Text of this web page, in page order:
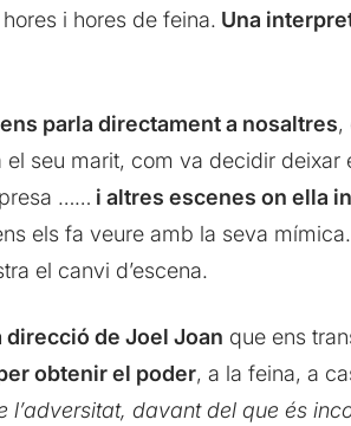
i hores de feina. Una
parla directament a nosaltres,
seu marit, com va decidir deixar
…… i altres escenes on ella
els fa veure amb la seva
el canvi d’escena.
de Joel Joan que ens
obtenir el poder, a la feina, a
l’adversitat, davant del que és